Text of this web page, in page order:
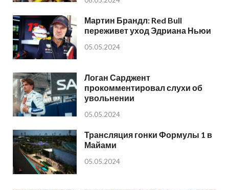
Мартин Брандл: Red Bull
переживет уход Эдриана Ньюи
05.05.2024
Логан Сарджент
прокомментировал слухи об
увольнении
05.05.2024
Трансляция гонки Формулы 1 в
Майами
05.05.2024